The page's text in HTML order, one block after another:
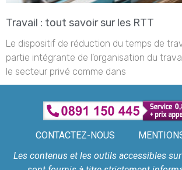
Travail : tout savoir sur les RTT
Le dispositif de réduction du temps de
partie intégrante de l’organisation du
le secteur privé comme dans
CONTACTEZ-NOUS
Les contenus et les outils accessibles